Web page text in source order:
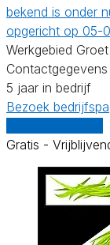
bekend is onder
opgericht op 05-
Werkgebied Groet
Contactgegevens
5 jaar in bedrijf
Bezoek
Gratis -